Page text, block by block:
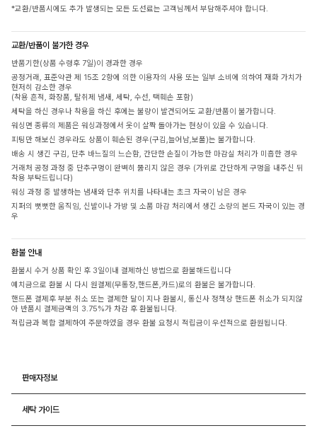
*교환/반품시에도 추가 발생되는 모든 도선료는 고객님께서 부담해주셔야 합니다.
교환/반품이 불가한 경우
반품기한(상품 수령후 7일)이 경과한 경우
공정거래, 표준약관 제 15조 2항에 의한 이용자의 사용 또는 일부 소비에 의하여 재화 가치가
현저히 감소한 경우
(착용 흔적, 화장품, 탈취제 냄새, 세탁, 수선, 택훼손 포함)
세탁을 하신 경우나 착용을 하신 후에는 불량이 발견되어도 교환/반품이 불가합니다.
워싱면 종류의 제품은 워싱과정에서 옷이 살짝 돌아가는 현상이 있을 수 있습니다.
피팅만 해보신 경우라도 상품이 훼손된 경우(구김,늘어남,보풀)는 불가합니다.
배송 시 생긴 구김, 단추 바느질의 느슨함, 간단한 손질이 가능한 마감실 처리가 미흡한 경우
거래처 공정 과정 중 단추구멍이 완벽히 뚫리지 않은 경우 (가위로 간단하게 구멍을 내주신 뒤
착용 부탁드립니다)
워싱 과정 중 발생하는 냄새와 단추 위치를 나타내는 초크 자국이 남은 경우
지퍼의 뻣뻣한 움직임, 신발이나 가방 및 소품 마감 처리에서 생긴 소량의 본드 자국이 있는 경
우
환불 안내
환불시 수거 상품 확인 후 3일이내 결제하신 방법으로 환불해드립니다
예치금으로 환불 시 다시 원결제(무통장,핸드폰,카드)로의 환불은 불가합니다.
핸드폰 결제후 부분 취소 또는 결제한 달이 지나 환불시, 통신사 정책상 핸드폰 취소가 되지않
아 반품시 결제금액의 3.75%가 차감 후 환불됩니다.
적립금과 복합 결제하여 주문하였을 경우 환불 요청시 적립금이 우선적으로 환원됩니다.
판매자정보
세탁 가이드